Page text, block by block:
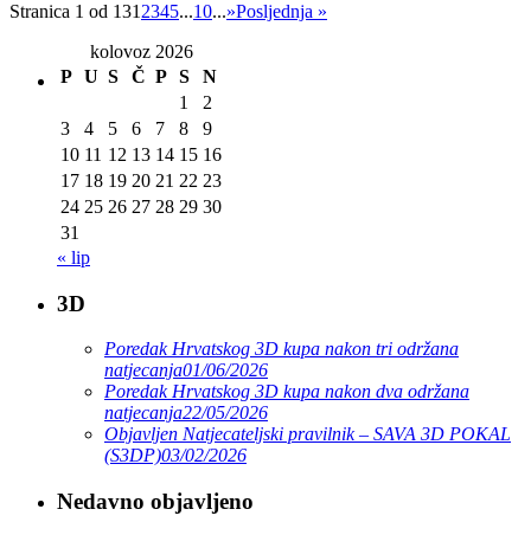
Stranica 1 od 131 2345...10...»Posljednja »
kolovoz 2026
P U S Č P S
N
1
2
3
4 5 6 7 8
9
10 11 12 13 14 15 16
17 18 19 20 21 22 23
24 25 26 27 28 29 30
31
« lip
3D
Poredak Hrvatskog 3D kupa nakon tri održana
natjecanja01/06/2026
Poredak Hrvatskog 3D kupa nakon dva održana
natjecanja22/05/2026
Objavljen Natjecateljski pravilnik – SAVA 3D POKAL
(S3DP)03/02/2026
Nedavno objavljeno